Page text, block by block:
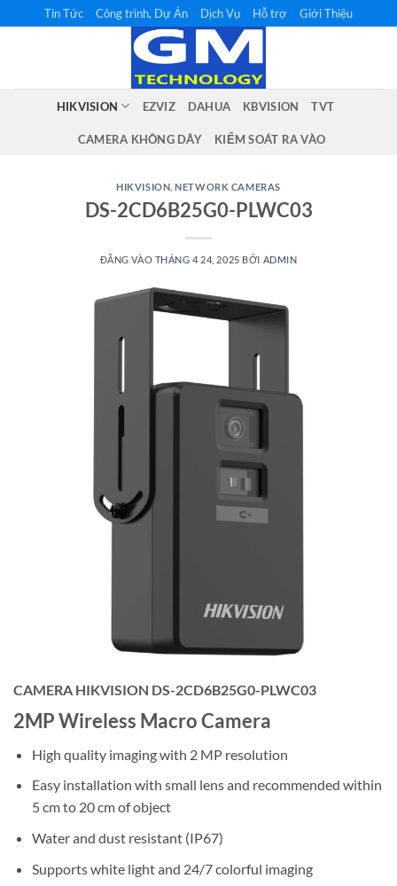
qua
Tin Tức Công trình, Dự Án Dịch Vụ Hỗ trợ Giới Thiệu
HIKVISION EZVIZ DAHUA KBVISION TVT
CAMERA KHÔNG DÂY KIỂM SOÁT RA VÀO
HIKVISION ,NETWORK CAMERAS
DS-2CD6B25G0-PLWC03
ĐĂNG VÀO THÁNG 4 24, 2025 BỞI ADMIN
CAMERA HIKVISION DS-2CD6B25G0-PLWC03
2MP Wireless Macro Camera
High quality imaging with 2 MP resolution
Easy installation with small lens and recommended within
5 cm to 20 cm of object
Water and dust resistant (IP67)
Supports white light and 24/7 colorful imaging